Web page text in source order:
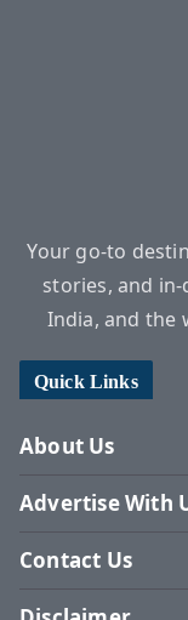
Your go-to
stories, and
India, and the
Quick Links
About Us
Advertise With
Contact Us